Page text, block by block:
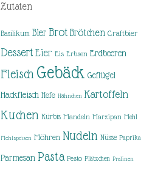
Zutaten
Basilikum Bier Brot Brötchen Craftbier
Dessert Eier Eis Erbsen Erdbeeren
Fleisch Gebäck Geflügel
Hackfleisch Hefe Hähnchen Kartoffeln
Kuchen Kürbis Mandeln Marzipan Mehl
Mehlspeisen Möhren Nudeln Nüsse Paprika
Parmesan Pasta Pesto Plätzchen Pralinen